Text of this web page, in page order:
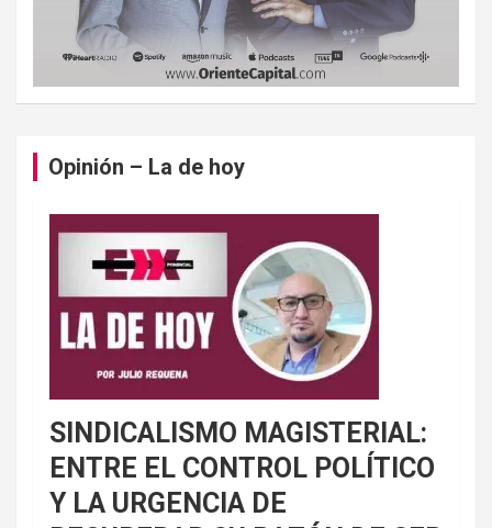
Opinión – La de hoy
SINDICALISMO MAGISTERIAL:
ENTRE EL CONTROL POLÍTICO
Y LA URGENCIA DE